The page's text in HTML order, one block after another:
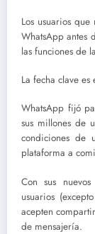
Los usuarios
WhatsApp antes
las funciones de
La fecha clave es
WhatsApp fijó
sus millones de
condiciones de
plataforma a
Con sus
usuarios
acepten
de mensajería.